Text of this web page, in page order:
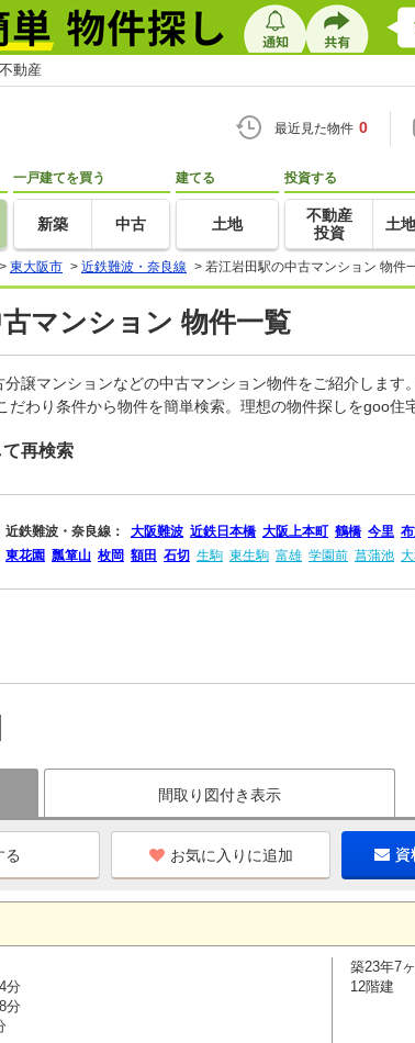
動産
最近見た物件 0
一戸建てを買う
新築 中古
建てる
土地
投資する
不動産
投資
土
> 東大阪市 > 近鉄難波・奈良線 > 若江岩田駅の中古マンション 物件
マンション 物件一覧
譲マンションなどの中古マンション物件をご紹介します
わり条件から物件を簡単検索。理想の物件探しをgoo住
再検索
近鉄難波・奈良線： 大阪難波 近鉄日本橋 大阪上本町 鶴橋 今里
東花園 瓢箪山 枚岡 額田 石切 生駒 東生駒 富雄 学園前 菖蒲池
間取り図付き表示
お気に入りに追加 資
分
分
築23年7
12階建